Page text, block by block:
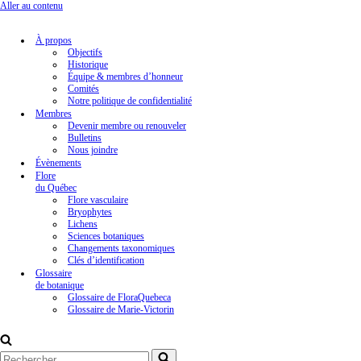
Aller au contenu
À propos
Objectifs
Historique
Équipe & membres d’honneur
Comités
Notre politique de confidentialité
Membres
Devenir membre ou renouveler
Bulletins
Nous joindre
Évènements
Flore
du Québec
Flore vasculaire
Bryophytes
Lichens
Sciences botaniques
Changements taxonomiques
Clés d’identification
Glossaire
de botanique
Glossaire de FloraQuebeca
Glossaire de Marie-Victorin
Rechercher...